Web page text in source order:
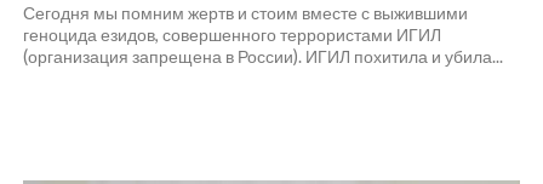
Сегодня мы помним жертв и стоим вместе с выжившими
геноцида езидов, совершенного террористами ИГИЛ
(организация запрещена в России). ИГИЛ похитила и убила...